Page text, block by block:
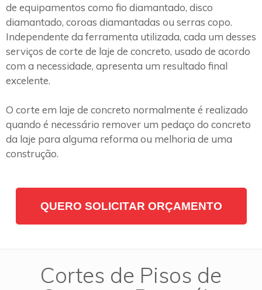
de equipamentos como fio diamantado, disco
diamantado, coroas diamantadas ou serras copo.
Independente da ferramenta utilizada, cada um desses
serviços de corte de laje de concreto, usado de acordo
com a necessidade, apresenta um resultado final
excelente.
O corte em laje de concreto normalmente é realizado
quando é necessário remover um pedaço do concreto
da laje para alguma reforma ou melhoria de uma
construção.
QUERO SOLICITAR ORÇAMENTO
Cortes de Pisos de